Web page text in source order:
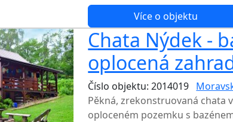
Více o objektu
Chata Nýdek -
oplocená
Číslo objektu: 2014019
Pěkná, zrekonstruovaná chata
oploceném pozemku s